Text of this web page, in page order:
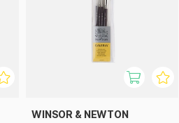
WINSOR & NEWTON